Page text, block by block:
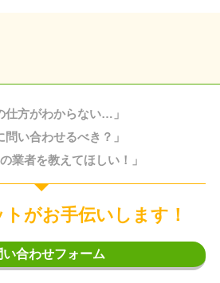
仕方がわからない…」
問い合わせるべき？」
業者を教えてほしい！」
がお手伝いします！
い合わせフォーム